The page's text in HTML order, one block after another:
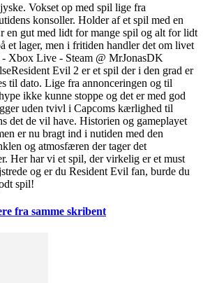
Vokset op med spil lige fra
konsoller. Holder af et spil med en
en gut med lidt for mange spil og alt for lidt
et lager, men i fritiden handler det om livet
Xbox Live - Steam @ MrJonasDK
Resident Evil 2 er et spil der i den grad er
til dato. Lige fra annonceringen og til
ikke kunne stoppe og det er med god
uden tvivl i Capcoms kærlighed til
det de vil have. Historien og gameplayet
er nu bragt ind i nutiden med den
og atmosfæren der tager det
Her har vi et spil, der virkelig er et must
og er du Resident Evil fan, burde du
spil!
fra samme skribent